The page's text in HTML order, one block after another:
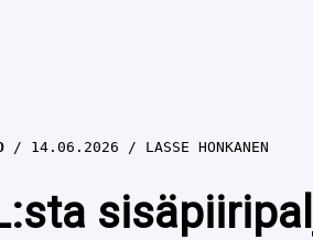
14.06.2026 LASSE HONKANEN